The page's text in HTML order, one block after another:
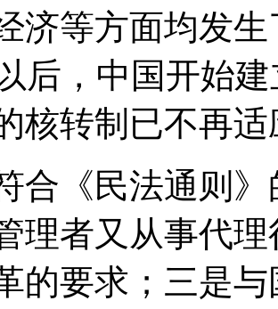
济等方面均发
后，中国开始
核转制已不再
合《民法通则
理者又从事代
的要求；三是